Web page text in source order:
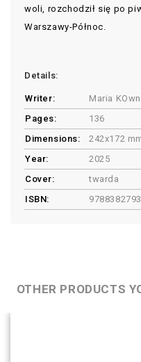
woli, rozchodził się po
Warszawy-Północ.
Details:
Writer:
Maria
Pages:
136
Dimensions:
242x172
Year:
2025
Cover:
twarda
ISBN:
OTHER PRODUCTS